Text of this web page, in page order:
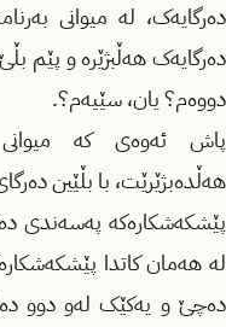
دەرگایەک، لە میوانی
دەرگایەک هەڵبژێرە و پێم
دووەم؟ یان، سێیەم؟.
پاش ئەوەی کە میوانی
هەڵدەبژێرێت، با بڵێین دەرگای
پێشکەشکارەکە پەسەندی
لە هەمان کاتدا
دەچێ و یەکێک لەو دوو